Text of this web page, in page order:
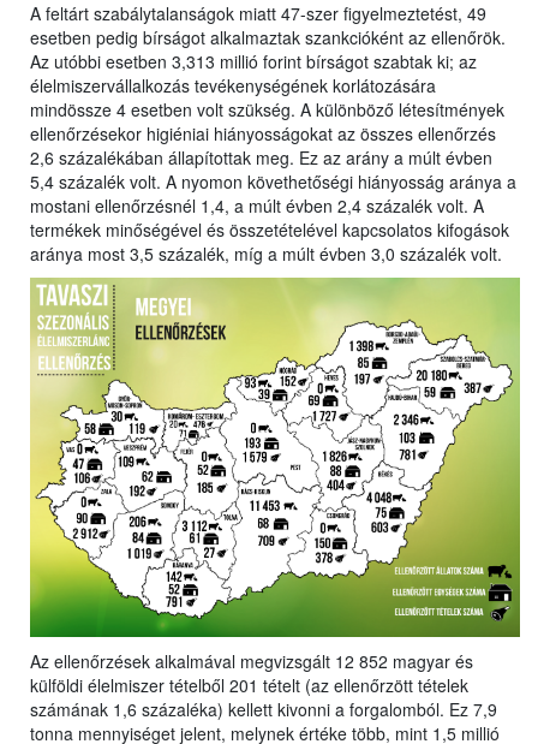
A feltárt szabálytalanságok miatt 47-szer figyelmeztetést, 49
esetben pedig bírságot alkalmaztak szankcióként az ellenőrök.
Az utóbbi esetben 3,313 millió forint bírságot szabtak ki; az
élelmiszervállalkozás tevékenységének korlátozására
mindössze 4 esetben volt szükség. A különböző létesítmények
ellenőrzésekor higiéniai hiányosságokat az összes ellenőrzés
2,6 százalékában állapítottak meg. Ez az arány a múlt évben
5,4 százalék volt. A nyomon követhetőségi hiányosság aránya a
mostani ellenőrzésnél 1,4, a múlt évben 2,4 százalék volt. A
termékek minőségével és összetételével kapcsolatos kifogások
aránya most 3,5 százalék, míg a múlt évben 3,0 százalék volt.
Az ellenőrzések alkalmával megvizsgált 12 852 magyar és
külföldi élelmiszer tételből 201 tételt (az ellenőrzött tételek
számának 1,6 százaléka) kellett kivonni a forgalomból. Ez 7,9
tonna mennyiséget jelent, melynek értéke több, mint 1,5 millió